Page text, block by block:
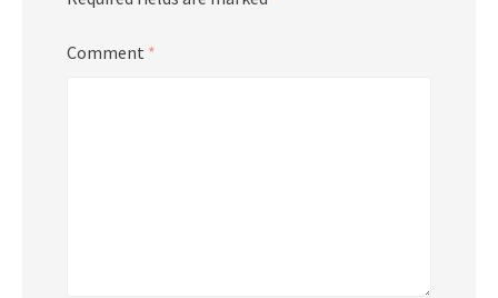
Comment *